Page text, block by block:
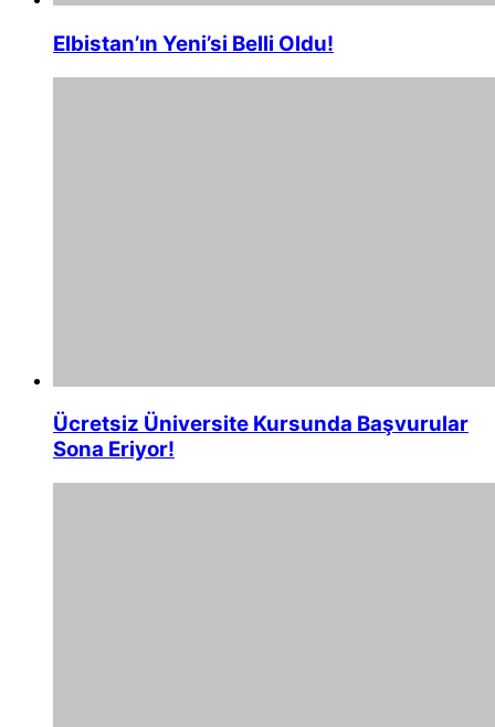
Elbistan’ın Yeni’si Belli Oldu!
Ücretsiz Üniversite Kursunda Başvurular
Sona Eriyor!